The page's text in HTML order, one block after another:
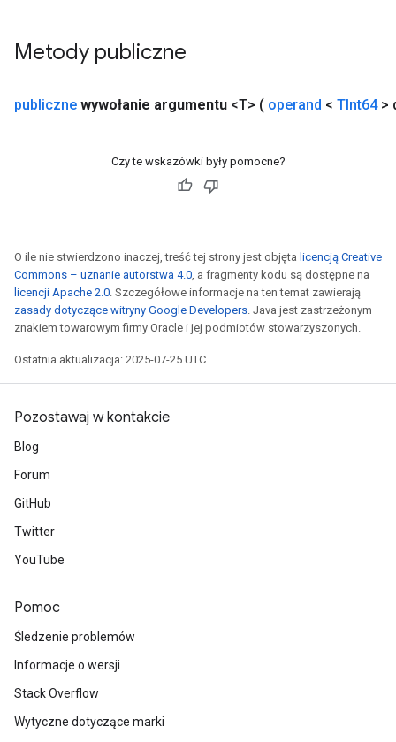
Metody publiczne
publiczne wywołanie argumentu <T> ( operand < TInt64>
Czy te wskazówki były pomocne?
O ile nie stwierdzono inaczej, treść tej strony jest objęta licencją Creative
Commons – uznanie autorstwa 4.0, a fragmenty kodu są dostępne na
licencji Apache 2.0. Szczegółowe informacje na ten temat zawierają
zasady dotyczące witryny Google Developers. Java jest zastrzeżonym
znakiem towarowym firmy Oracle i jej podmiotów stowarzyszonych.
Ostatnia aktualizacja: 2025-07-25 UTC.
Pozostawaj w kontakcie
Blog
Forum
GitHub
Twitter
YouTube
Pomoc
Śledzenie problemów
Informacje o wersji
Stack Overflow
Wytyczne dotyczące marki